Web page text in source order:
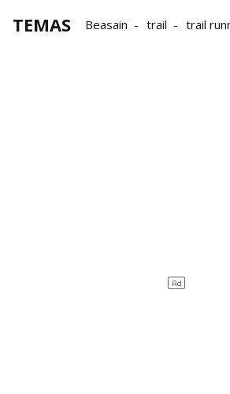
TEMAS Beasain trail
trail